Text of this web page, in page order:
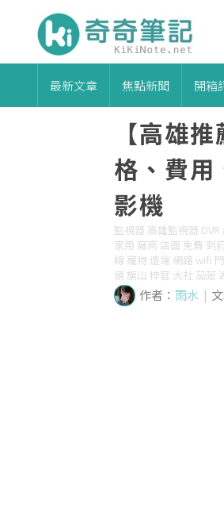
最新文章 焦點新聞 開箱
【高雄
格、費
影機
監視器 高雄監視器
家用 廠商 店面 免費 到
線 寵物 遠端 網路 wifi
頭 旗山 梓官 大社 茄萣
作者： 雨水 |